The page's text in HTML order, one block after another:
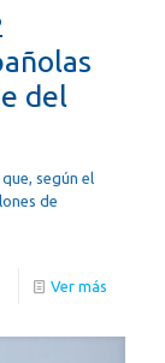
del
según el
de
Ver más